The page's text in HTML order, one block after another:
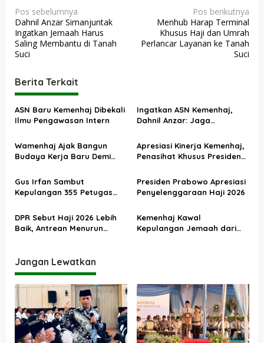
N
a
v
i
g
a
s
i
p
o
s
Pos sebelumnya
Dahnil Anzar Simanjuntak
Ingatkan Jemaah Harus
Saling Membantu di Tanah
Suci
Pos berikutnya
Menhub Harap Terminal
Khusus Haji dan Umrah
Perlancar Layanan ke Tanah
Suci
Berita Terkait
ASN Baru Kemenhaj Dibekali
Ilmu Pengawasan Intern
Ingatkan ASN Kemenhaj,
Dahnil Anzar: Jaga
Menjadikan Jemaah
sebagai Komoditas
Wamenhaj Ajak Bangun
Budaya Kerja Baru Demi
Jemaah
Apresiasi Kinerja Kemenhaj,
Penasihat Khusus Presiden
Penyelenggaraan Haji
Berjalan Baik
Gus Irfan Sambut
Kepulangan 355 Petugas
Presiden Prabowo Apresiasi
Penyelenggaraan Haji 2026
DPR Sebut Haji 2026 Lebih
Baik, Antrean Menurun
Kemenhaj Kawal
Kepulangan Jemaah dari
Jangan Lewatkan